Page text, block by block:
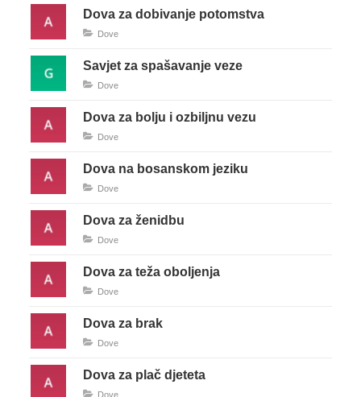
Dova za dobivanje potomstva
Dove
Savjet za spašavanje veze
Dove
Dova za bolju i ozbiljnu vezu
Dove
Dova na bosanskom jeziku
Dove
Dova za ženidbu
Dove
Dova za teža oboljenja
Dove
Dova za brak
Dove
Dova za plač djeteta
Dove